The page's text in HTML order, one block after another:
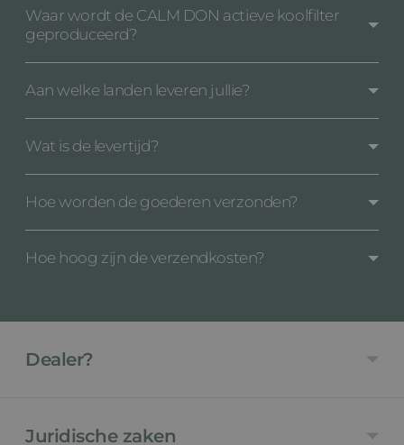
Waar wordt de CALM DON actieve koolfilter
geproduceerd?
Aan welke landen leveren jullie?
Wat is de levertijd?
Hoe worden de goederen verzonden?
Hoe hoog zijn de verzendkosten?
Dealer?
Juridische zaken